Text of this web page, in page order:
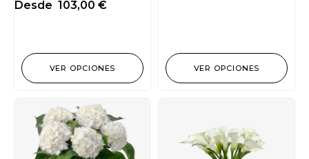
Desde 103,00 €
VER OPCIONES VER OPCIONES